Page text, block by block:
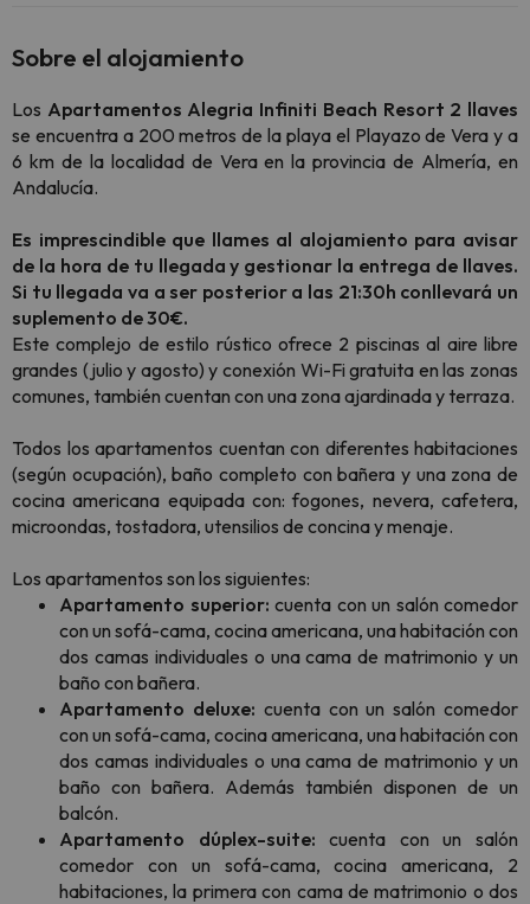
Sobre el alojamiento
Los Apartamentos Alegria Infiniti Beach Resort 2 llaves
se encuentra a 200 metros de la playa el Playazo de Vera y a
6 km de la localidad de Vera en la provincia de Almería, en
Andalucía.
Es imprescindible que llames al alojamiento para avisar
de la hora de tu llegada y gestionar la entrega de llaves.
Si tu llegada va a ser posterior a las 21:30h conllevará un
suplemento de 30€.
Este complejo de estilo rústico ofrece 2 piscinas al aire libre
grandes (julio y agosto) y conexión Wi-Fi gratuita en las zonas
comunes, también cuentan con una zona ajardinada y terraza.
Todos los apartamentos cuentan con diferentes habitaciones
(según ocupación), baño completo con bañera y una zona de
cocina americana equipada con: fogones, nevera, cafetera,
microondas, tostadora, utensilios de concina y menaje.
Los apartamentos son los siguientes:
Apartamento superior: cuenta con un salón comedor
con un sofá-cama, cocina americana, una habitación con
dos camas individuales o una cama de matrimonio y un
baño con bañera.
Apartamento deluxe: cuenta con un salón comedor
con un sofá-cama, cocina americana, una habitación con
dos camas individuales o una cama de matrimonio y un
baño con bañera. Además también disponen de un
balcón.
Apartamento dúplex-suite:cuenta con un salón
comedor con un sofá-cama, cocina americana, 2
habitaciones, la primera con cama de matrimonio o dos